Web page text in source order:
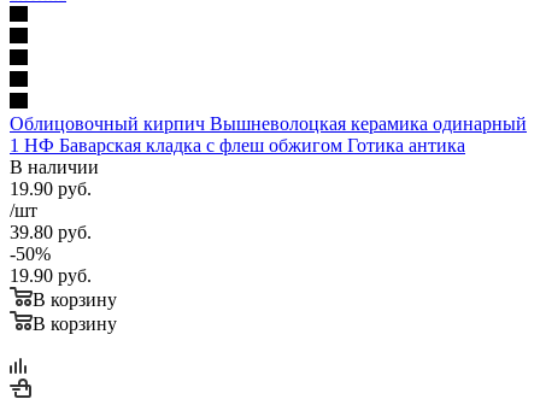
Облицовочный кирпич Вышневолоцкая керамика одинарный
1 НФ Баварская кладка с флеш обжигом Готика антика
В наличии
19.90 руб.
/шт
39.80 руб.
-50%
19.90 руб.
В корзину
В корзину